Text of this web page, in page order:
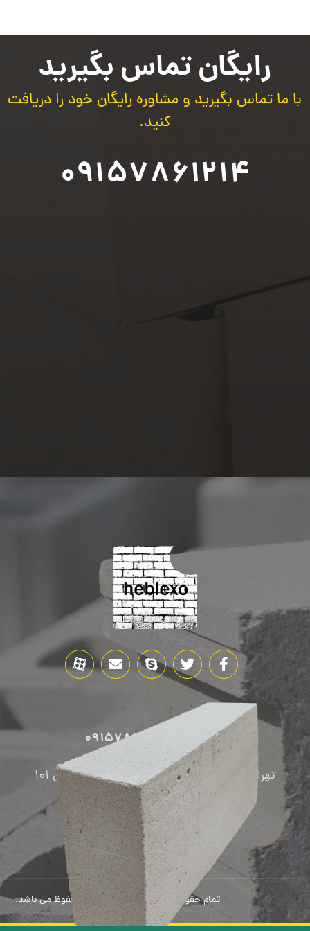
رایگان تماس بگیرید
با ما تماس بگیرید و مشاوره رایگان خود را دریافت
کنید.
09157861214
تماس با ما: 09157861214
تهران، خیابان آزادی، خیابان بهبودی، ساختمان ۱۰۱
تمام حقوق این سایت برای هلبکسو محفوظ می باشد.